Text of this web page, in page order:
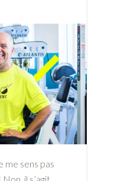
me sens pas
il s’agit